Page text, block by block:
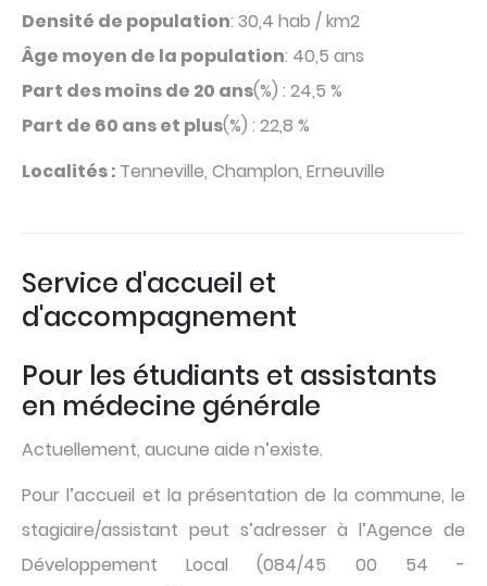
Densité de population: 30,4 hab / km2
Âge moyen de la population: 40,5 ans
Part des moins de 20 ans(%) : 24,5 %
Part de 60 ans et plus(%) : 22,8 %
Localités : Tenneville, Champlon, Erneuville
Service d'accueil et
d'accompagnement
Pour les étudiants et assistants
en médecine générale
Actuellement, aucune aide n’existe.
Pour l’accueil et la présentation de la commune, le
stagiaire/assistant peut s’adresser à l’Agence de
Développement Local (084/45 00 54 -